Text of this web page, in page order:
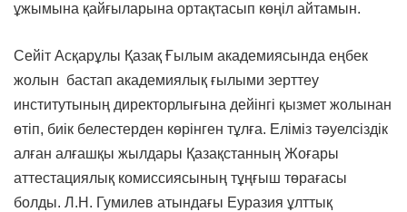
ұжымына қайғыларына ортақтасып көңіл айтамын.
Сейіт Асқарұлы Қазақ Ғылым академиясында еңбек
жолын бастап академиялық ғылыми зерттеу
институтының директорлығына дейінгі қызмет жолынан
өтіп, биік белестерден көрінген тұлға. Еліміз тәуелсіздік
алған алғашқы жылдары Қазақстанның Жоғары
аттестациялық комиссиясының тұңғыш төрағасы
болды. Л.Н. Гумилев атындағы Еуразия ұлттық